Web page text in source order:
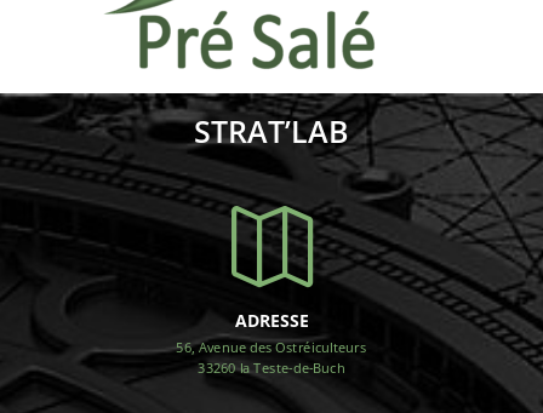
STRAT’LAB

ADRESSE
56, Avenue des Ostréiculteurs
33260 la Teste-de-Buch